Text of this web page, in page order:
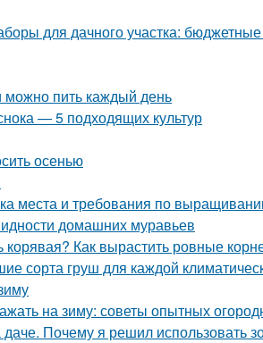
для дачного участка:
пить каждый день
— 5 подходящих культур
осенью
места и требования по
домашних муравьев
Как вырастить ровные
сорта груш для каждой
на зиму: советы опытных
Почему я решил использовать